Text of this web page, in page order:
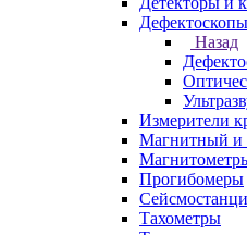
Дефектоскопы
Назад
Измерители
Магнитный и
Прогибомеры
Тахометры